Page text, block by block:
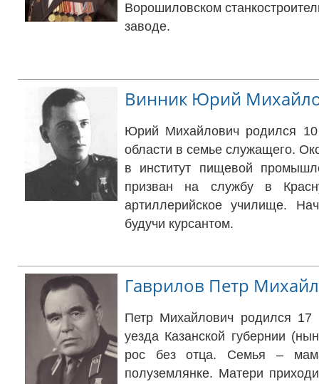
Ворошиловском
заводе.
Винник Юрий
Юрий Михайлович родился
области в семье служащего.
в институт пищевой
призван на службу в
артиллерийское училище.
будучи курсантом.
Гаврилов Петр
Петр Михайлович родился
уезда Казанской губернии
рос без отца. Семья –
полуземлянке. Матери